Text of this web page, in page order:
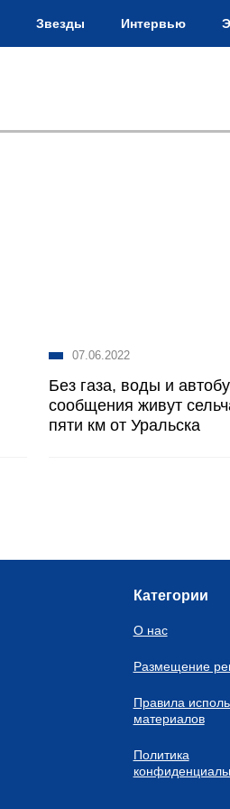
Звезды Интервью
07.06.2022
Без газа, воды и
сообщения живут
пяти км от Уральска
Категории
О нас
Размещение
Правила
материалов
Политика